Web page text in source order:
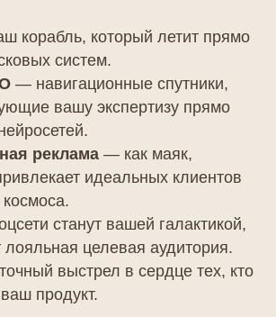
корабль, который летит прямо
систем.
— навигационные спутники,
вашу экспертизу прямо
реклама — как маяк,
идеальных клиентов
космоса.
станут вашей галактикой,
лояльная целевая аудитория.
выстрел в сердце тех, кто
продукт.